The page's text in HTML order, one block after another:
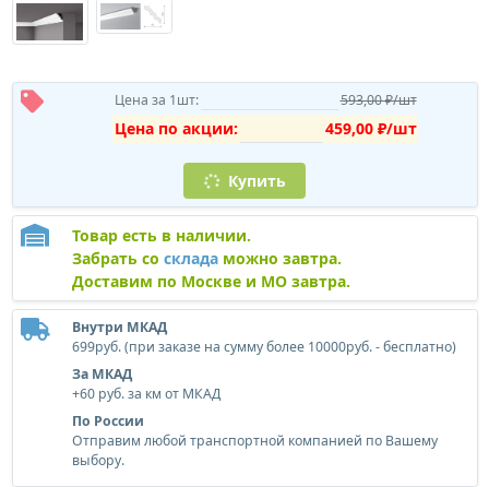
Цена за 1шт: 593,00 ₽/шт
Цена по акции: 459,00 ₽/шт
Купить
Товар есть в наличии.
Забрать со складаможно завтра.
Доставим по Москве и МО завтра.
Внутри МКАД
699руб. (при заказе на сумму более 10000руб. - бесплатно)
За МКАД
+60 руб. за км от МКАД
По России
Отправим любой транспортной компанией по Вашему
выбору.